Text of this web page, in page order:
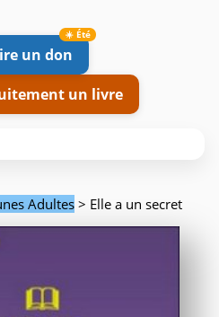
un don
un livre
Adultes > Elle a un secret